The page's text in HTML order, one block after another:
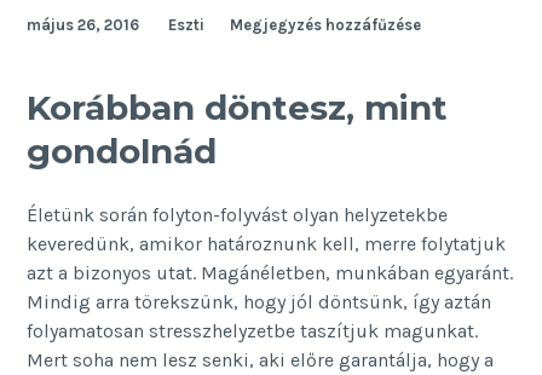
május 26, 2016 Eszti Megjegyzés hozzáfűzése
Korábban döntesz, mint
gondolnád
Életünk során folyton-folyvást olyan helyzetekbe
keveredünk, amikor határoznunk kell, merre folytatjuk
azt a bizonyos utat. Magánéletben, munkában egyaránt.
Mindig arra törekszünk, hogy jól döntsünk, így aztán
folyamatosan stresszhelyzetbe taszítjuk magunkat.
Mert soha nem lesz senki, aki előre garantálja, hogy a